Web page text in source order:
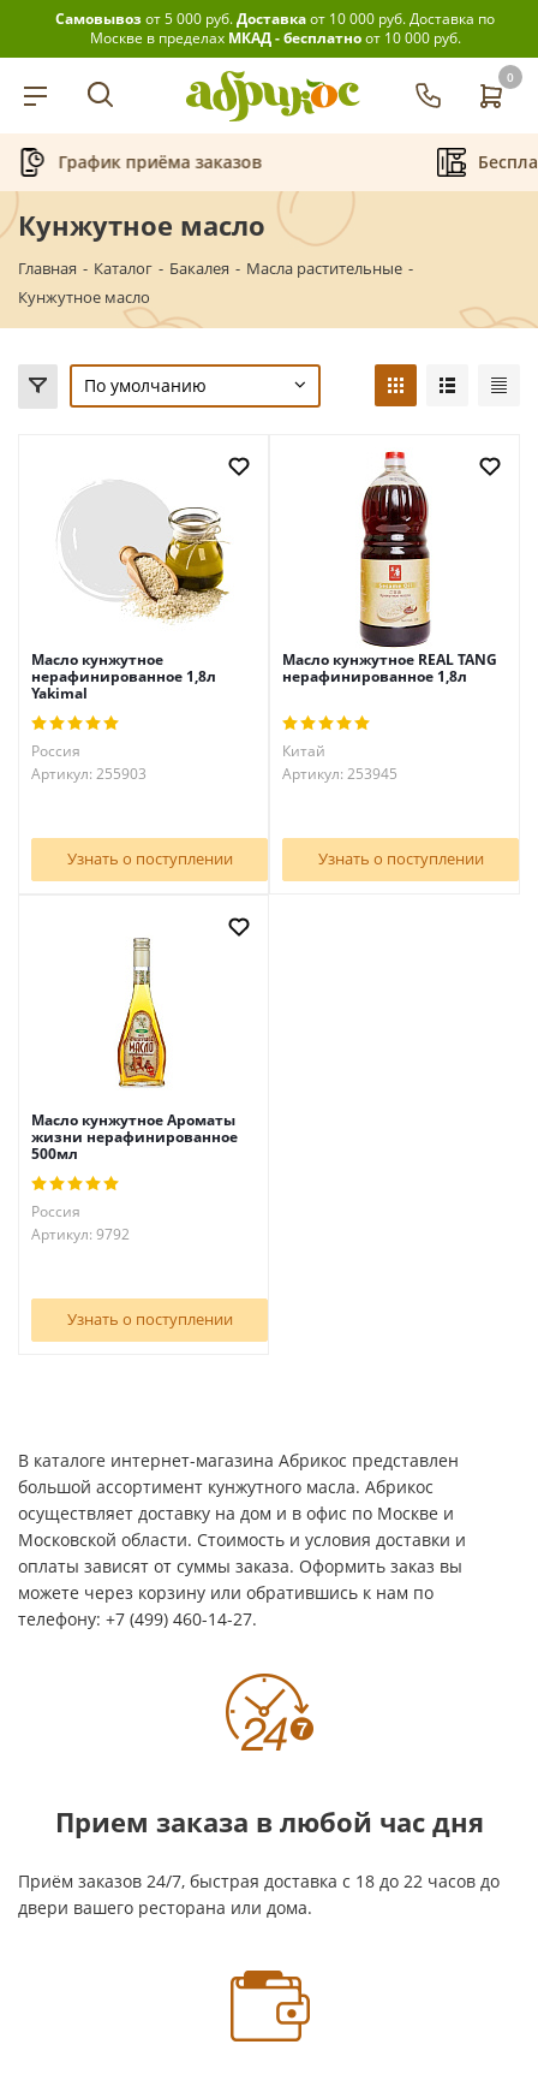
Самовывозот 5 000 руб.Доставкаот 10 000 руб.Доставка по
Москве в пределах МКАД - бесплатноот 10 000 руб.
0
График приёма заказов
Кунжутное масло
Главная - Каталог - Бакалея - Масла растительные -
Кунжутное масло
По умолчанию
Масло кунжутное
нерафинированное 1,8л
Yakimal
Россия
Артикул: 255903
Узнать о поступлении
Масло кунжутное REAL TANG
нерафинированное 1,8л
Китай
Артикул: 253945
Узнать о поступлении
Масло кунжутное Ароматы
жизни нерафинированное
500мл
Россия
Артикул: 9792
Узнать о поступлении
В каталоге интернет-магазина Абрикос представлен
большой ассортимент кунжутного масла. Абрикос
осуществляет доставку на дом и в офис по Москве и
Московской области. Стоимость и условия доставки и
оплаты зависят от суммы заказа. Оформить заказ вы
можете через корзину или обратившись к нам по
телефону: +7 (499) 460-14-27.
Прием заказа в любой час дня
Приём заказов 24/7, быстрая доставка с 18 до 22 часов до
двери вашего ресторана или дома.